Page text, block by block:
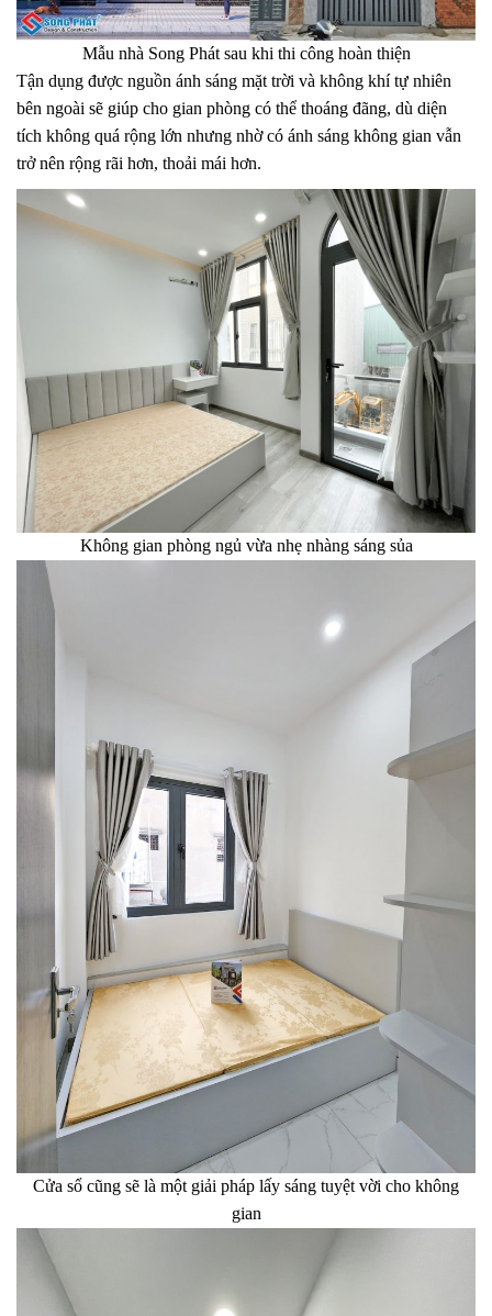
Mẫu nhà Song Phát sau khi thi công hoàn thiện
Tận dụng được nguồn ánh sáng mặt trời và không khí tự nhiên
bên ngoài sẽ giúp cho gian phòng có thể thoáng đãng, dù diện
tích không quá rộng lớn nhưng nhờ có ánh sáng không gian vẫn
trở nên rộng rãi hơn, thoải mái hơn.
Không gian phòng ngủ vừa nhẹ nhàng sáng sủa
Cửa sổ cũng sẽ là một giải pháp lấy sáng tuyệt vời cho không
gian